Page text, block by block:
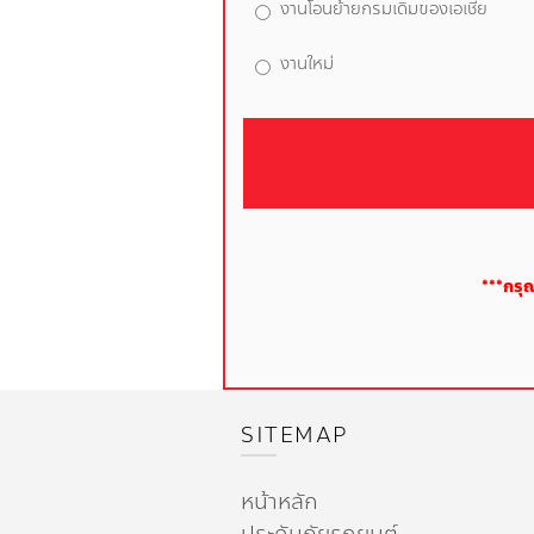
งานโอนย้ายกรมเดิมของเอเชีย
งานใหม่
***กรุ
SITEMAP
หน้าหลัก